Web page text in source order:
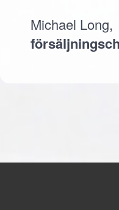
Michael Long,